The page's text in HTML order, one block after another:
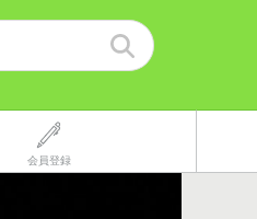
会員登録